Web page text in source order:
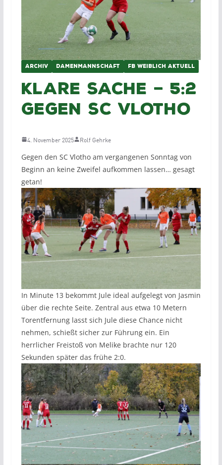
ARCHIV DAMENMANNSCHAFT FB WEIBLICH AKTUELL
Klare Sache – 5:2
gegen SC Vlotho
4. November 2025 Rolf Gehrke
Gegen den SC Vlotho am vergangenen Sonntag von
Beginn an keine Zweifel aufkommen lassen… gesagt
getan!
In Minute 13 bekommt Jule ideal aufgelegt von Jasmin
über die rechte Seite. Zentral aus etwa 10 Metern
Torentfernung lasst sich Jule diese Chance nicht
nehmen, schießt sicher zur Führung ein. Ein
herrlicher Freistoß von Melike brachte nur 120
Sekunden später das frühe 2:0.